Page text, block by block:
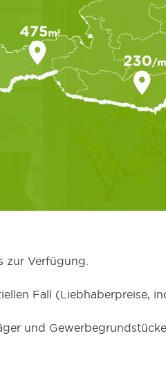
zur Verfügung.
Fall (Liebhaberpreise,
und